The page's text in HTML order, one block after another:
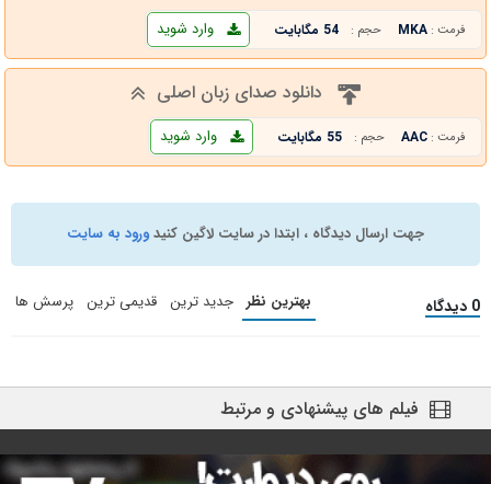
فرمت : MKA حجم : 54 مگابایت وارد شوید
دانلود صدای زبان اصلی
فرمت : AAC حجم : 55 مگابایت وارد شوید
جهت ارسال دیدگاه ، ابتدا در سایت لاگین کنیدورود به سایت
0 دیدگاه بهترین نظر جدید ترین قدیمی ترین پرسش ها
فیلم های پیشنهادی و مرتبط